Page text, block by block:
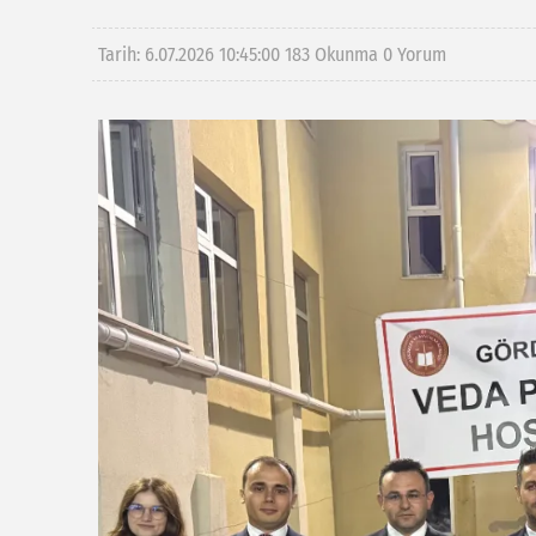
Tarih: 6.07.2026 10:45:00 183 Okunma 0 Yorum